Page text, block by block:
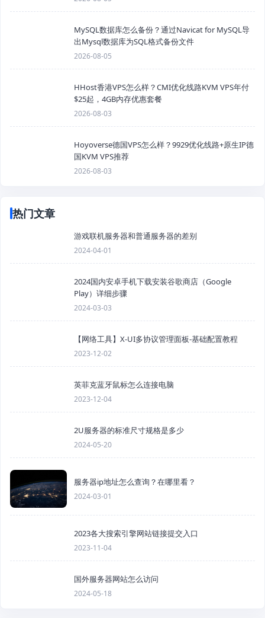
MySQL数据库怎么备份？通过Navicat for MySQL导
出Mysql数据库为SQL格式备份文件
2026-08-05
HHost香港VPS怎么样？CMI优化线路KVM VPS年付
$25起，4GB内存优惠套餐
2026-08-03
Hoyoverse德国VPS怎么样？9929优化线路+原生IP德
国KVM VPS推荐
2026-08-03
热门文章
游戏联机服务器和普通服务器的差别
2024-04-01
2024国内安卓手机下载安装谷歌商店（Google
Play）详细步骤
2024-03-03
【网络工具】X-UI多协议管理面板-基础配置教程
2023-12-02
英菲克蓝牙鼠标怎么连接电脑
2023-12-04
2U服务器的标准尺寸规格是多少
2024-05-20
服务器ip地址怎么查询？在哪里看？
2024-03-01
2023各大搜索引擎网站链接提交入口
2023-11-04
国外服务器网站怎么访问
2024-05-18